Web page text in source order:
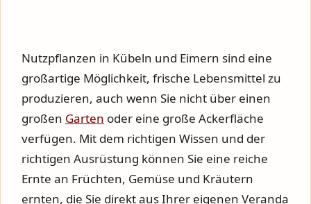
Nutzpflanzen in Kübeln und Eimern sind eine
großartige Möglichkeit, frische Lebensmittel zu
produzieren, auch wenn Sie nicht über einen
großen Garten oder eine große Ackerfläche
verfügen. Mit dem richtigen Wissen und der
richtigen Ausrüstung können Sie eine reiche
Ernte an Früchten, Gemüse und Kräutern
ernten, die Sie direkt aus Ihrer eigenen Veranda